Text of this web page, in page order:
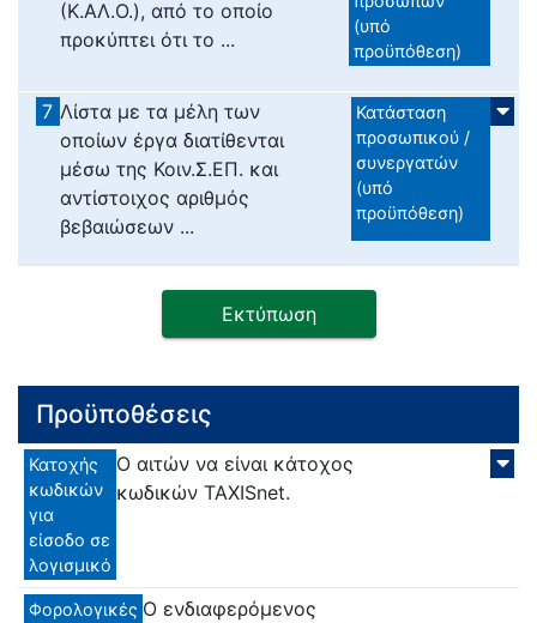
(Κ.ΑΛ.Ο.), από το οποίο
προκύπτει ότι το ...
(υπό
προϋπόθεση)
7 Λίστα με τα μέλη των
οποίων έργα διατίθενται
μέσω της Κοιν.Σ.ΕΠ. και
αντίστοιχος αριθμός
βεβαιώσεων ...
Κατάσταση
προσωπικού /
συνεργατών
(υπό
προϋπόθεση)
Εκτύπωση
Προϋποθέσεις
Κατοχής
κωδικών
για
είσοδο σε
λογισμικό
Ο αιτών να είναι κάτοχος
κωδικών TAXISnet.
Φορολογικές Ο ενδιαφερόμενος